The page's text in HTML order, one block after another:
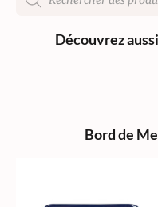
Découvrez
Bord de